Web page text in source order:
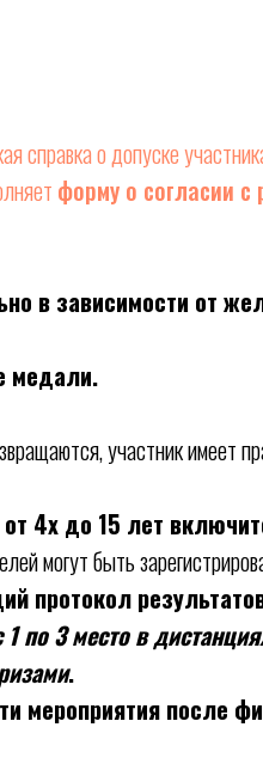
справка о допуске
форму о согласии с
в зависимости от
медали.
участник имеет
4х до 15 лет
могут быть
протокол
по 3 место в
.
мероприятия после